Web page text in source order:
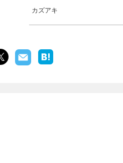
カズアキ